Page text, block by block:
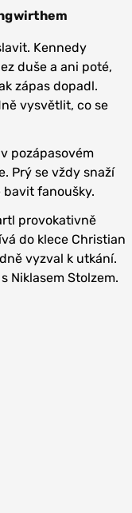
Kennedy
duše a ani poté,
zápas dopadl.
vysvětlit, co se
pozápasovém
Prý se vždy snaží
fanoušky.
provokativně
do klece Christian
vyzval k utkání.
Niklasem Stolzem.